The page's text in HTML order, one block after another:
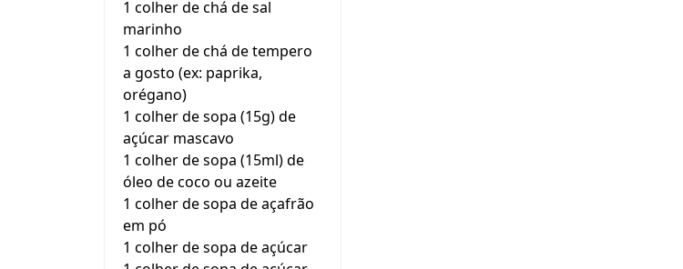
1 colher de chá de sal
marinho
1 colher de chá de tempero
a gosto (ex: paprika,
orégano)
1 colher de sopa (15g) de
açúcar mascavo
1 colher de sopa (15ml) de
óleo de coco ou azeite
1 colher de sopa de açafrão
em pó
1 colher de sopa de açúcar